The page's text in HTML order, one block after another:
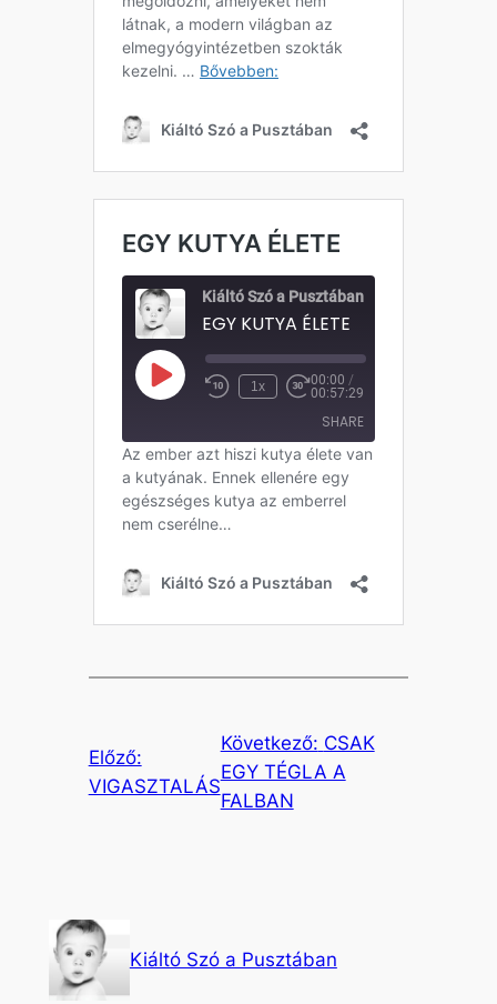
Előző:
VIGASZTALÁS
Következő: CSAK
EGY TÉGLA A
FALBAN
Kiáltó Szó a Pusztában